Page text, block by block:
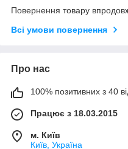
Повернення товару
Всі умови повернення
Про нас
100% позитивних з 40
Працює з 18.03.2015
м. Київ
Київ, Україна